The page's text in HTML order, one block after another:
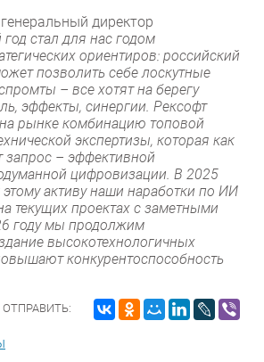
генеральный директор
стал для нас годом
ориентиров: российский
позволить себе лоскутные
– все хотят на берегу
эффекты, синергии. Рексофт
рынке комбинацию топовой
экспертизы, которая как
запрос – эффективной
цифровизации. В 2025
активу наши наработки по ИИ
текущих проектах с заметными
году мы продолжим
высокотехнологичных
конкурентоспособность
ОТПРАВИТЬ: